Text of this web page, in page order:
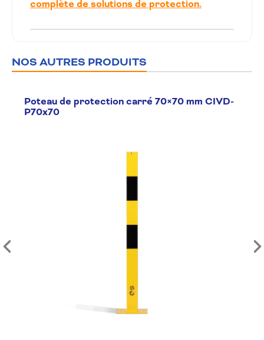
complète de solutions de protection.
NOS AUTRES PRODUITS
Poteau de protection carré 70×70 mm CIVD-
P70x70